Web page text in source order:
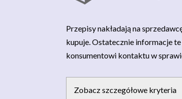
Przepisy nakładają na
kupuje. Ostatecznie informacje
konsumentowi kontaktu w
Zobacz szczegółowe kryteria